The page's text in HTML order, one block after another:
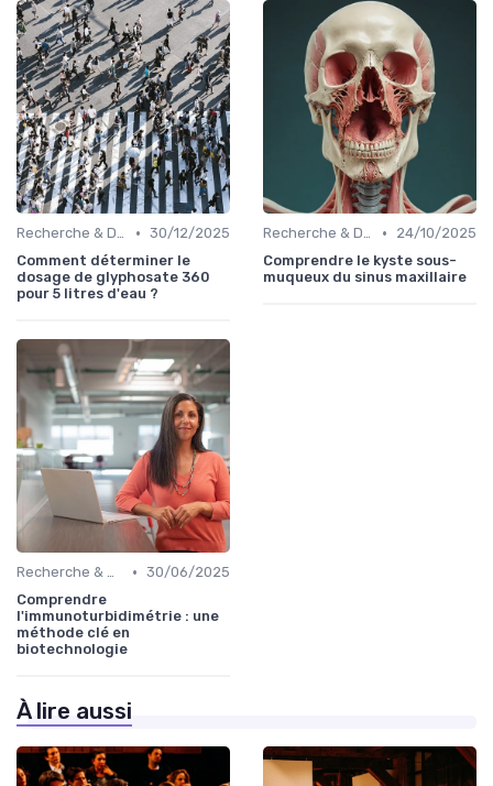
Recherche & Développement • 30/12/2025
Comment déterminer le
dosage de glyphosate 360
pour 5 litres d'eau ?
Recherche & Développement •
24/10/2025
Comprendre le kyste sous-
muqueux du sinus maxillaire
Recherche & Développement • 30/06/2025
Comprendre
l'immunoturbidimétrie : une
méthode clé en
biotechnologie
À lire aussi